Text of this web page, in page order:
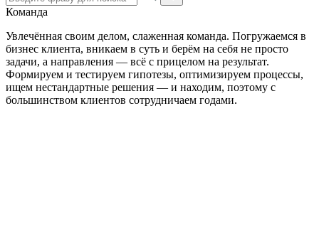
Команда
Увлечённая своим делом, слаженная команда. Погружаемся в
бизнес клиента, вникаем в суть и берём на себя не просто
задачи, а направления — всё с прицелом на результат.
Формируем и тестируем гипотезы, оптимизируем процессы,
ищем нестандартные решения — и находим, поэтому с
большинством клиентов сотрудничаем годами.